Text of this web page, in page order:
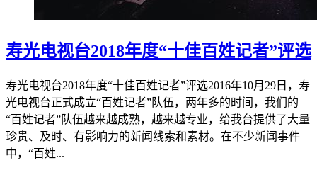
寿光电视台2018年度“十佳百姓记者”评选
寿光电视台2018年度“十佳百姓记者”评选2016年10月29日，寿
光电视台正式成立“百姓记者”队伍，两年多的时间，我们的
“百姓记者”队伍越来越成熟，越来越专业，给我台提供了大量
珍贵、及时、有影响力的新闻线索和素材。在不少新闻事件
中，“百姓...